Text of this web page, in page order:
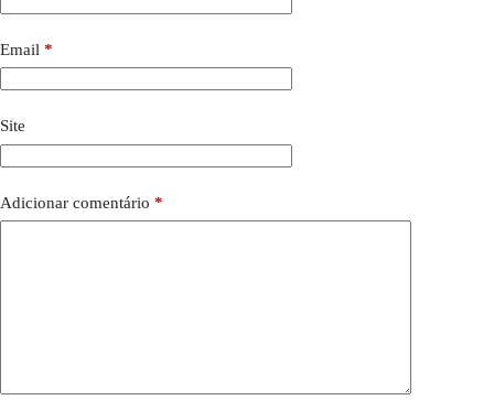
Email *
Site
Adicionar comentário *